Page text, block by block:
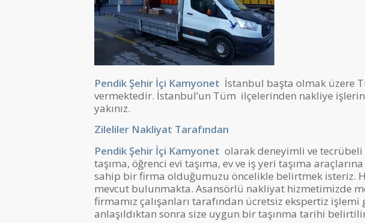
Pendik Şehir İçi Kamyonet İstanbul başta olmak üzere
vermektedir. İstanbul’un Tüm ilçelerinden nakliye
yakınız.
Zileliler Nakliyat Tarafından
Pendik Şehir İçi Kamyonet olarak deneyimli ve tecrübeli
taşıma, öğrenci evi taşıma, ev ve iş yeri taşıma
sahip bir firma olduğumuzu öncelikle belirtmek isteriz.
mevcut bulunmakta. Asansörlü nakliyat hizmetimizde
firmamız çalışanları tarafından ücretsiz ekspertiz
anlaşıldıktan sonra size uygun bir taşınma tarihi